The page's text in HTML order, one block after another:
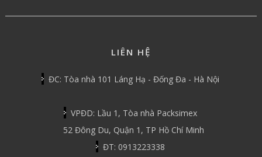
LIÊN HỆ
ĐC: Tòa nhà 101 Láng Hạ - Đống Đa - Hà Nội
VPĐD: Lầu 1, Tòa nhà Packsimex
52 Đông Du, Quận 1, TP Hồ Chí Minh
ĐT: 0913223338